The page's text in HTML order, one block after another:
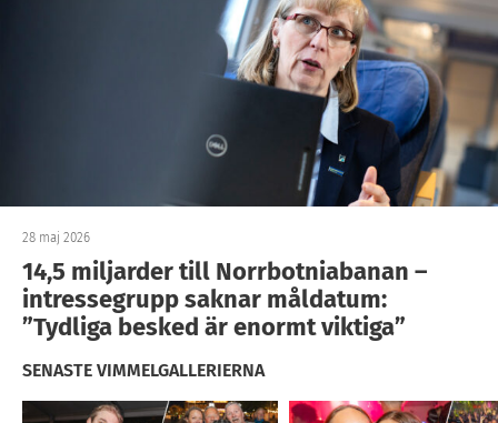
28 maj 2026
14,5 miljarder till Norrbotniabanan –
intressegrupp saknar måldatum:
”Tydliga besked är enormt viktiga”
SENASTE VIMMELGALLERIERNA